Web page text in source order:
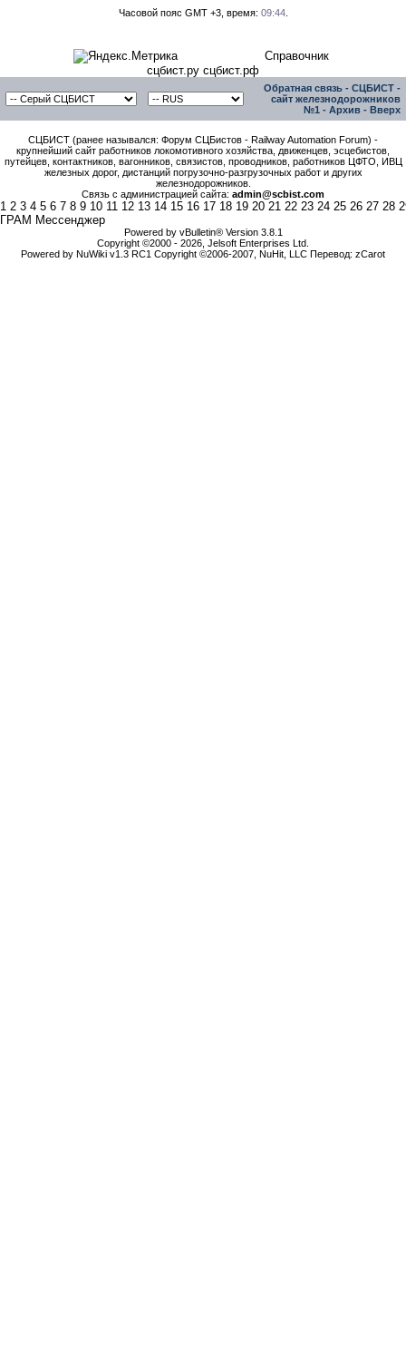
Часовой пояс GMT +3, время: 09:44.
Справочник
сцбист.ру сцбист.рф
Обратная связь - СЦБИСТ -
сайт железнодорожников
№1 - Архив - Вверх
СЦБИСТ (ранее назывался: Форум СЦБистов - Railway Automation Forum) -
крупнейший сайт работников локомотивного хозяйства, движенцев, эсцебистов,
путейцев, контактников, вагонников, связистов, проводников, работников ЦФТО, ИВЦ
железных дорог, дистанций погрузочно-разгрузочных работ и других
железнодорожников.
Связь с администрацией сайта: admin@scbist.com
1 2 3 4 5 6 7 8 9 10 11 12 13 14 15 16 17 18 19 20 21 22 23 24 25 26 27 28
ГРАМ Мессенджер
Powered by vBulletin® Version 3.8.1
Copyright ©2000 - 2026, Jelsoft Enterprises Ltd.
Powered by NuWiki v1.3 RC1 Copyright ©2006-2007, NuHit, LLC Перевод: zCarot